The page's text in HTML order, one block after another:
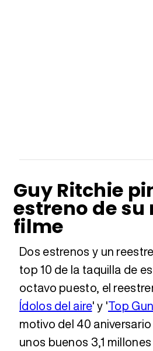
Guy Ritchie
estreno de su
filme
Dos estrenos y un
top 10 de la taquilla de
octavo puesto, el
Ídolos del aire' y 'Top
motivo del 40
unos buenos 3,1